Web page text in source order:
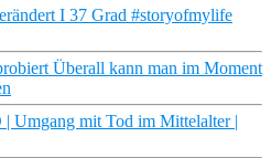
I 37 Grad #storyofmylife
Überall kann man im Moment
Umgang mit Tod im Mittelalter |